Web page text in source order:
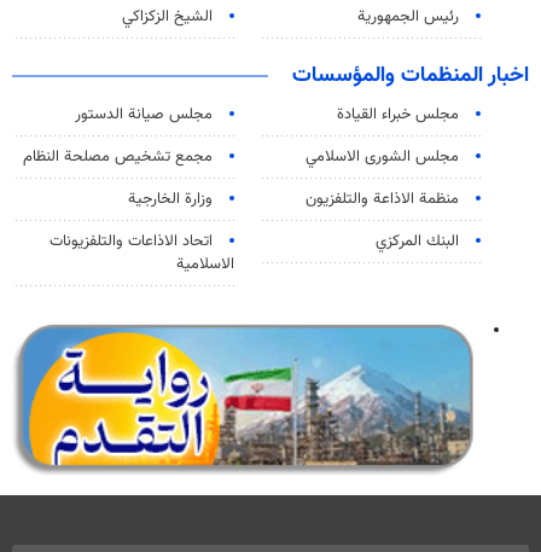
رئيس الجمهورية
الشيخ الزكزاكي
اخبار المنظمات والمؤسسات
مجلس خبراء القيادة
مجلس صيانة الدستور
مجلس الشورى الاسلامي
مجمع تشخيص مصلحة النظام
منظمة الاذاعة والتلفزیون
وزارة الخارجية
البنك المركزي
اتحاد الاذاعات والتلفزيونات
الاسلامية